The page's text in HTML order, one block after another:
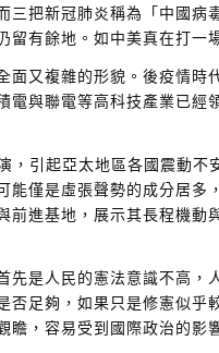
把新冠肺炎稱為「中國病
有餘地。如中美真在打一
又複雜的形貌。後疫情時
與聯電等高科技產業已經
引起亞太地區各國震動不
僅是虛張聲勢的成分居多
進基地，展示其長程機動
是人民的憲法意識不高，
足夠，如果只是修憲似乎
，容易受到國際政治的影